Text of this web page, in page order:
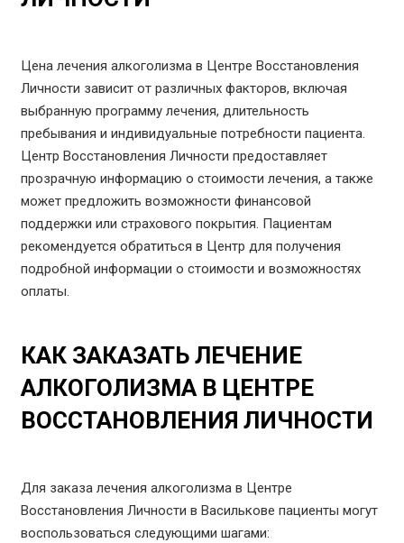
Цена лечения алкоголизма в Центре Восстановления
Личности зависит от различных факторов, включая
выбранную программу лечения, длительность
пребывания и индивидуальные потребности пациента.
Центр Восстановления Личности предоставляет
прозрачную информацию о стоимости лечения, а также
может предложить возможности финансовой
поддержки или страхового покрытия. Пациентам
рекомендуется обратиться в Центр для получения
подробной информации о стоимости и возможностях
оплаты.
КАК ЗАКАЗАТЬ ЛЕЧЕНИЕ
АЛКОГОЛИЗМА В ЦЕНТРЕ
ВОССТАНОВЛЕНИЯ ЛИЧНОСТИ
Для заказа лечения алкоголизма в Центре
Восстановления Личности в Василькове пациенты могут
воспользоваться следующими шагами: